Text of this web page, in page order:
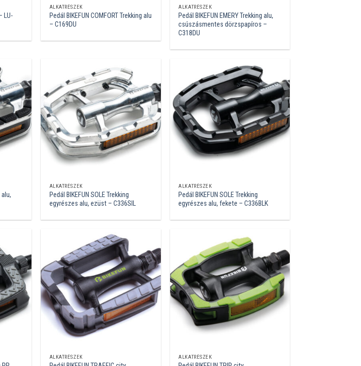
LU-
ALKATRÉSZEK
Pedál BIKEFUN COMFORT Trekking alu
– C169DU
ALKATRÉSZEK
Pedál BIKEFUN EMERY Trekking alu,
csúszásmentes dörzspapíros –
C318DU
alu,
ALKATRÉSZEK
Pedál BIKEFUN SOLE Trekking
egyrészes alu, ezüst – C336SIL
ALKATRÉSZEK
Pedál BIKEFUN SOLE Trekking
egyrészes alu, fekete – C336BLK
ALKATRÉSZEK ALKATRÉSZEK